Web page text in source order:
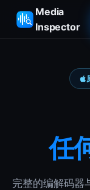
Media
Inspector
任
完整的编解码器